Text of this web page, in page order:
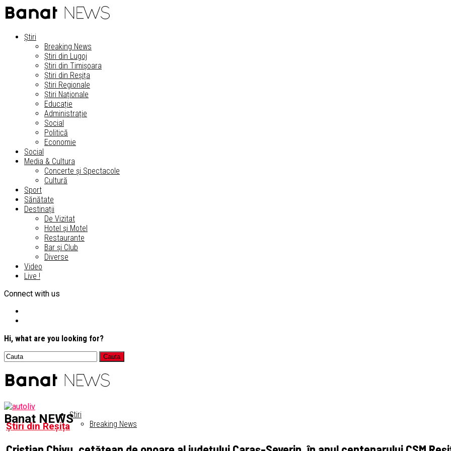
Știri
Breaking News
Știri din Lugoj
Știri din Timișoara
Știri din Reșița
Știri Regionale
Știri Naționale
Educație
Administrație
Social
Politică
Economie
Social
Media & Cultura
Concerte și Spectacole
Cultură
Sport
Sănătate
Destinații
De Vizitat
Hotel și Motel
Restaurante
Bar și Club
Diverse
Video
Live !
Connect with us
Hi, what are you looking for?
Banat NEWSȘtiri
Breaking News
Știri din Reșița